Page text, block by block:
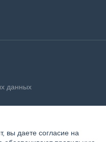
данных
вы даете согласие на